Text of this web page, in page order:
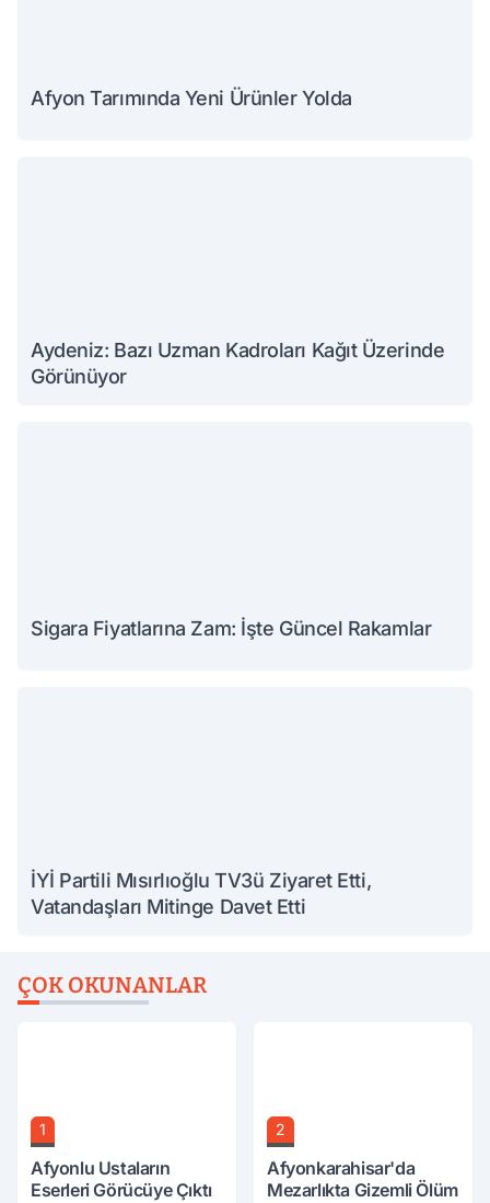
Afyon Tarımında Yeni Ürünler Yolda
Aydeniz: Bazı Uzman Kadroları Kağıt Üzerinde
Görünüyor
Sigara Fiyatlarına Zam: İşte Güncel Rakamlar
İYİ Partili Mısırlıoğlu TV3ü Ziyaret Etti,
Vatandaşları Mitinge Davet Etti
ÇOK OKUNANLAR
1
Afyonlu Ustaların
Eserleri Görücüye Çıktı
2
Afyonkarahisar'da
Mezarlıkta Gizemli Ölüm